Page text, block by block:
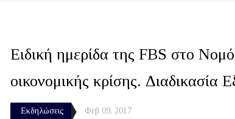
Ειδική ημερίδα της FBS στο
οικονομικής κρίσης. Διαδικασία
Εκδηλώσεις Φεβ 09, 2017